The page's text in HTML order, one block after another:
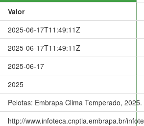
Valor
2025-06-17T11:49:11Z
2025-06-17T11:49:11Z
2025-06-17
2025
Pelotas: Embrapa Clima Temperado, 2025.
http://www.infoteca.cnptia.embrapa.br/